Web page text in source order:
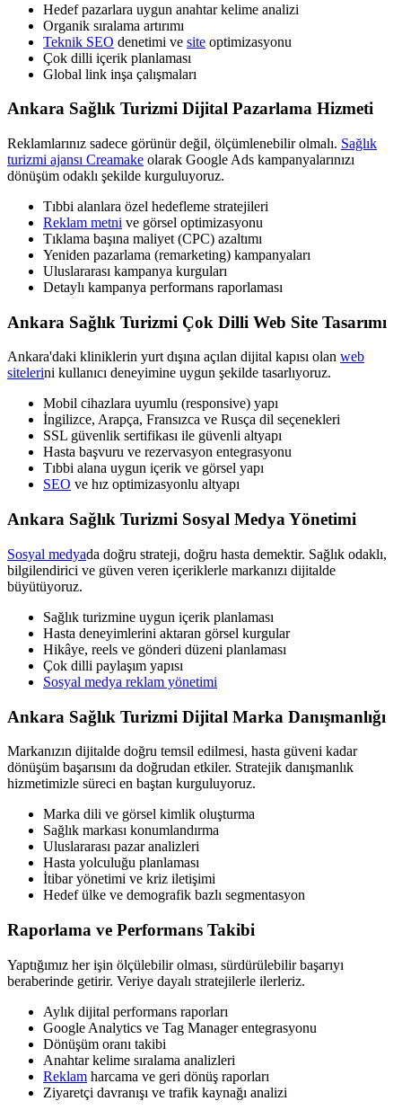
Hedef pazarlara uygun anahtar kelime analizi
Organik sıralama artırımı
Teknik SEO denetimi ve site optimizasyonu
Çok dilli içerik planlaması
Global link inşa çalışmaları
Ankara Sağlık Turizmi Dijital Pazarlama Hizmeti
Reklamlarınız sadece görünür değil, ölçümlenebilir olmalı. Sağlık
turizmi ajansı Creamake olarak Google Ads kampanyalarınızı
dönüşüm odaklı şekilde kurguluyoruz.
Tıbbi alanlara özel hedefleme stratejileri
Reklam metni ve görsel optimizasyonu
Tıklama başına maliyet (CPC) azaltımı
Yeniden pazarlama (remarketing) kampanyaları
Uluslararası kampanya kurguları
Detaylı kampanya performans raporlaması
Ankara Sağlık Turizmi Çok Dilli Web Site Tasarımı
Ankara'daki kliniklerin yurt dışına açılan dijital kapısı olan web
sitelerini kullanıcı deneyimine uygun şekilde tasarlıyoruz.
Mobil cihazlara uyumlu (responsive) yapı
İngilizce, Arapça, Fransızca ve Rusça dil seçenekleri
SSL güvenlik sertifikası ile güvenli altyapı
Hasta başvuru ve rezervasyon entegrasyonu
Tıbbi alana uygun içerik ve görsel yapı
SEO ve hız optimizasyonlu altyapı
Ankara Sağlık Turizmi Sosyal Medya Yönetimi
Sosyal medyada doğru strateji, doğru hasta demektir. Sağlık odaklı,
bilgilendirici ve güven veren içeriklerle markanızı dijitalde
büyütüyoruz.
Sağlık turizmine uygun içerik planlaması
Hasta deneyimlerini aktaran görsel kurgular
Hikâye, reels ve gönderi düzeni planlaması
Çok dilli paylaşım yapısı
Sosyal medya reklam yönetimi
Ankara Sağlık Turizmi Dijital Marka Danışmanlığı
Markanızın dijitalde doğru temsil edilmesi, hasta güveni kadar
dönüşüm başarısını da doğrudan etkiler. Stratejik danışmanlık
hizmetimizle süreci en baştan kurguluyoruz.
Marka dili ve görsel kimlik oluşturma
Sağlık markası konumlandırma
Uluslararası pazar analizleri
Hasta yolculuğu planlaması
İtibar yönetimi ve kriz iletişimi
Hedef ülke ve demografik bazlı segmentasyon
Raporlama ve Performans Takibi
Yaptığımız her işin ölçülebilir olması, sürdürülebilir başarıyı
beraberinde getirir. Veriye dayalı stratejilerle ilerleriz.
Aylık dijital performans raporları
Google Analytics ve Tag Manager entegrasyonu
Dönüşüm oranı takibi
Anahtar kelime sıralama analizleri
Reklam harcama ve geri dönüş raporları
Ziyaretçi davranışı ve trafik kaynağı analizi